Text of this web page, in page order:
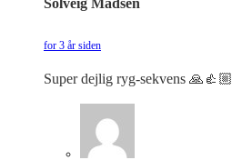
for 3 år siden
Super dejlig ryg-sekvens 🙏👍🏼